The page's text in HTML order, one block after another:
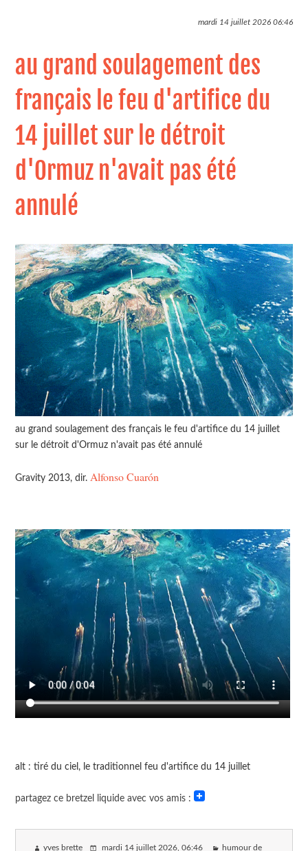
mardi 14 juillet 202606:46
au grand soulagement des
français le feu d'artifice du
14 juillet sur le détroit
d'Ormuz n'avait pas été
annulé
au grand soulagement des français le feu d'artifice du 14 juillet
sur le détroit d'Ormuz n'avait pas été annulé
Gravity 2013, dir. Alfonso Cuarón
alt : tiré du ciel, le traditionnel feu d'artifice du 14 juillet
partagez ce bretzel liquide avec vos amis :
yves brette mardi 14 juillet 2026 , 06:46 humour de